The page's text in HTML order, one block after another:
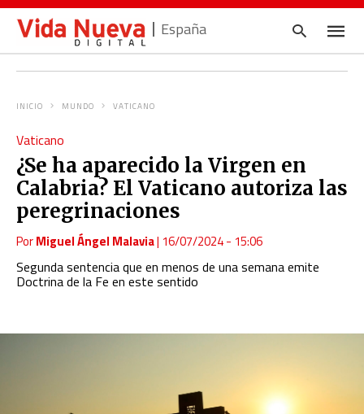
España
pulsa
en
INICIO MUNDO VATICANO
Vaticano
¿Se ha aparecido la Virgen en
Calabria? El Vaticano autoriza las
peregrinaciones
PorMiguel Ángel Malavia| 16/07/2024 - 15:06
Segunda sentencia que en menos de una semana emite
Doctrina de la Fe en este sentido